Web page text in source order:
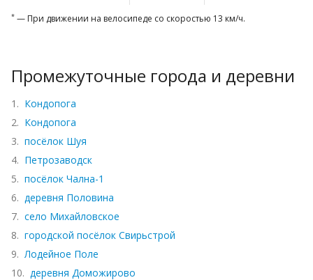
* — При движении на велосипеде со скоростью 13 км/ч.
Промежуточные города и деревни
1. Кондопога
2. Кондопога
3. посёлок Шуя
4. Петрозаводск
5. посёлок Чална-1
6. деревня Половина
7. село Михайловское
8. городской посёлок Свирьстрой
9. Лодейное Поле
10. деревня Доможирово